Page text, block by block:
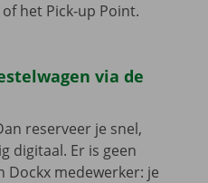
het Pick-up Point.
via de
reserveer je snel,
digitaal. Er is geen
medewerker: je